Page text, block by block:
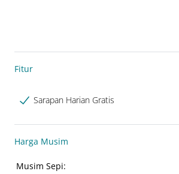
Fitur
Sarapan Harian Gratis
Harga Musim
Musim Sepi: